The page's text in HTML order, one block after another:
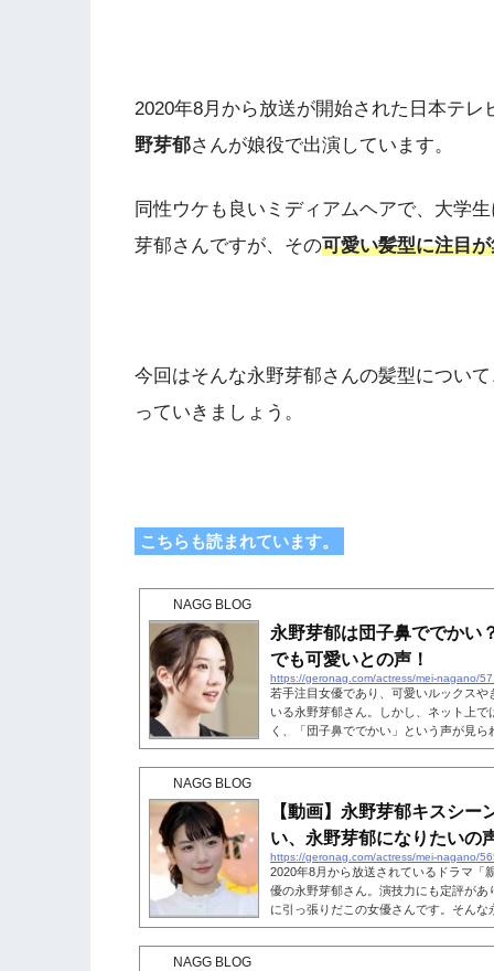
2020年8月から放送が開始された日本テレ
野芽郁さんが娘役で出演しています。
同性ウケも良いミディアムヘアで、大学
芽郁さんですが、 その可愛い髪型に注目
今回はそんな永野芽郁さんの髪型につい
っていきましょう。
こちらも読まれています。
NAGG BLOG
永野芽郁は団子鼻ででかい
でも可愛いとの声！
https://geronag.com/actress/mei-nagano/
若手注目女優であり、可愛いルックス
いる永野芽郁さん。しかし、ネット上
く、「団子鼻ででかい」という声が見
にんにく」「残念」との声もあった一
いる方も。 鼻は顔の中心にあるので、
気になる方もいるのではないでしょう
する声について詳しくご紹介し...
NAGG BLOG
【動画】永野芽郁キスシー
い、永野芽郁になりたいの
https://geronag.com/actress/mei-nagano/
2020年8月から放送されているドラマ「
優の永野芽郁さん。演技力にも定評が
に引っ張りだこの女優さんです。そん
は永野芽郁さんのキスシーンが可愛す
郁さんが、これまでにどんなキスシー
NAGG BLOG